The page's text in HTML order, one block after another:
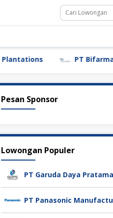
PT Bifarma Adiluhung
Pesan Sponsor
Lowongan Populer